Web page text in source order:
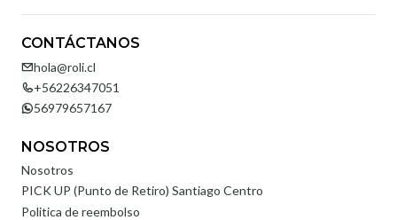
CONTÁCTANOS
hola@roli.cl
+56226347051
56979657167
NOSOTROS
Nosotros
PICK UP (Punto de Retiro) Santiago Centro
Politica de reembolso